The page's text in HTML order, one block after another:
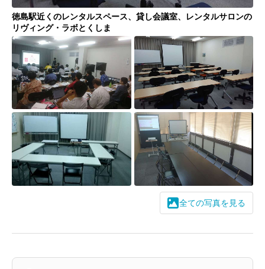
徳島駅近くのレンタルスペース、貸し会議室、レンタルサロンの
リヴィング・ラボとくしま
全ての写真を見る